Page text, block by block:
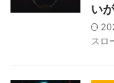
い
スロ